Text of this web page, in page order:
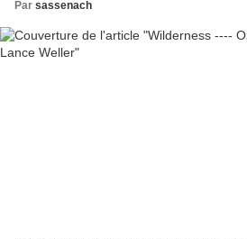
Par sassenach